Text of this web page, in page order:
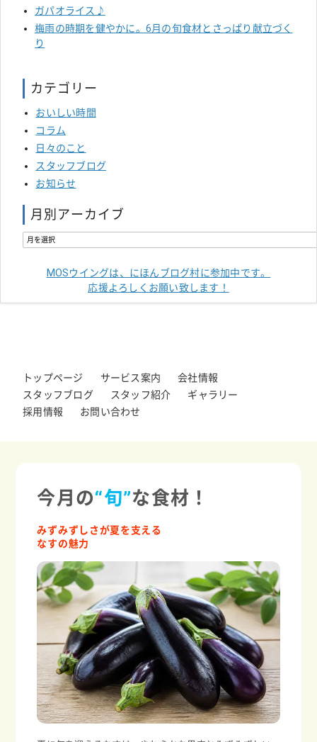
ガパオライス♪
梅雨の時期を健やかに。6月の旬食材とさっぱり献立づく
り
カテゴリー
おいしい時間
コラム
日々のこと
スタッフブログ
お知らせ
月別アーカイブ
MOSウイングは、にほんブログ村に参加中です。
応援よろしくお願い致します！
トップページ サービス案内
会社情報
スタッフブログ
スタッフ紹介
ギャラリー
採用情報
お問い合わせ
今月の“旬”な食材！
みずみずしさが夏を支える
なすの魅力